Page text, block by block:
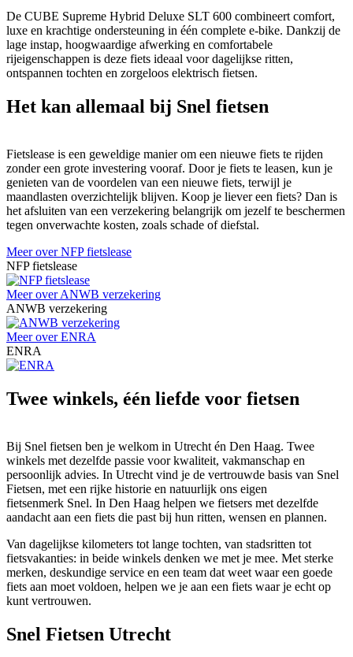
De CUBE Supreme Hybrid Deluxe SLT 600 combineert comfort,
luxe en krachtige ondersteuning in één complete e-bike. Dankzij de
lage instap, hoogwaardige afwerking en comfortabele
rijeigenschappen is deze fiets ideaal voor dagelijkse ritten,
ontspannen tochten en zorgeloos elektrisch fietsen.
Het kan allemaal bij Snel fietsen
Fietslease is een geweldige manier om een nieuwe fiets te rijden
zonder een grote investering vooraf. Door je fiets te leasen, kun je
genieten van de voordelen van een nieuwe fiets, terwijl je
maandlasten overzichtelijk blijven. Koop je liever een fiets? Dan is
het afsluiten van een verzekering belangrijk om jezelf te beschermen
tegen onverwachte kosten, zoals schade of diefstal.
Meer over NFP fietslease
NFP fietslease
Meer over ANWB verzekering
ANWB verzekering
Meer over ENRA
ENRA
Twee winkels, één liefde voor fietsen
Bij Snel fietsen ben je welkom in Utrecht én Den Haag. Twee
winkels met dezelfde passie voor kwaliteit, vakmanschap en
persoonlijk advies. In Utrecht vind je de vertrouwde basis van Snel
Fietsen, met een rijke historie en natuurlijk ons eigen
fietsenmerk Snel. In Den Haag helpen we fietsers met dezelfde
aandacht aan een fiets die past bij hun ritten, wensen en plannen.
Van dagelijkse kilometers tot lange tochten, van stadsritten tot
fietsvakanties: in beide winkels denken we met je mee. Met sterke
merken, deskundige service en een team dat weet waar een goede
fiets aan moet voldoen, helpen we je aan een fiets waar je echt op
kunt vertrouwen.
Snel Fietsen Utrecht